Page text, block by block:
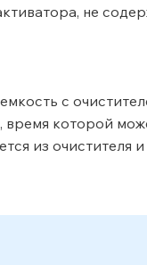
не
с
которой
из очистителя